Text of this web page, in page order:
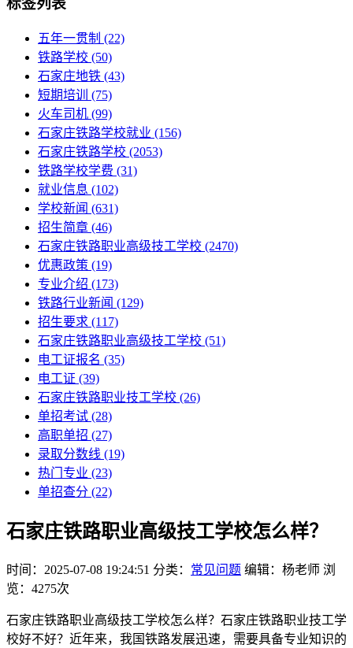
标签列表
五年一贯制 (22)
铁路学校 (50)
石家庄地铁 (43)
短期培训
(75)
火车司机 (99)
石家庄铁路学校就业 (156)
石家庄铁路学校 (2053)
铁路学校学费 (31)
就业信息 (102)
学校新闻 (631)
招生简章 (46)
石家庄铁路职业高级技工学校 (2470)
优惠政策 (19)
专业介绍 (173)
铁路行业新闻 (129)
招生要求 (117)
石家庄铁路职业高级技工学校​ (51)
电工证报名 (35)
电工证 (39)
石家庄铁路职业技工学校 (26)
单招考试 (28)
高职单招 (27)
录取分数线 (19)
热门专业 (23)
单招查分 (22)
石家庄铁路职业高级技工学校怎么样？
时间：2025-07-08 19:24:51 分类： 常见问题 编辑：杨老师 浏
览：4275次
石家庄铁路职业高级技工学校怎么样？石家庄铁路职业技工学
校好不好？近年来，我国铁路发展迅速，需要具备专业知识的